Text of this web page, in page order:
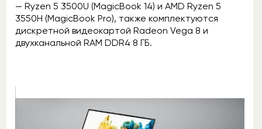
— Ryzen 5 3500U (MagicBook 14) и AMD Ryzen 5
3550H (MagicBook Pro), также комплектуются
дискретной видеокартой Radeon Vega 8 и
двухканальной RAM DDR4 8 ГБ.